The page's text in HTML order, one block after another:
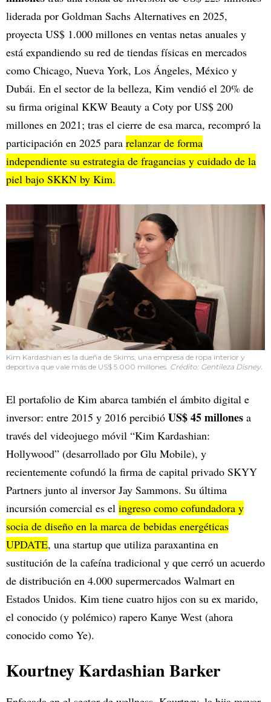
liderada por Goldman Sachs Alternatives en 2025,
proyecta US$ 1.000 millones en ventas netas anuales y
está expandiendo su red de tiendas físicas en mercados
como Chicago, Nueva York, Los Ángeles, México y
Dubái. En el sector de la belleza, Kim vendió el 20% de
su firma original KKW Beauty a Coty por US$ 200
millones en 2021; tras el cierre de esa marca, recompró la
participación en 2025 para relanzar de forma
independiente su estrategia de fragancias y cuidado de la
piel bajo SKKN by Kim.
Kim Kardashian es la dueña de Skims, una empresa de ropa interior y
deportiva que vale más de US$ 5.000 millones. Crédito: Gentileza Disney.
El portafolio de Kim abarca también el ámbito digital e
inversor: entre 2015 y 2016 percibió US$ 45 millones a
través del videojuego móvil “Kim Kardashian:
Hollywood” (desarrollado por Glu Mobile), y
recientemente cofundó la firma de capital privado SKYY
Partners junto al inversor Jay Sammons. Su última
incursión comercial es el ingreso como cofundadora y
socia de diseño en la marca de bebidas energéticas
UPDATE, una startup que utiliza paraxantina en
sustitución de la cafeína tradicional y que cerró un acuerdo
de distribución en 4.000 supermercados Walmart en
Estados Unidos. Kim tiene cuatro hijos con su ex marido,
el conocido (y polémico) rapero Kanye West (ahora
conocido como Ye).
Kourtney Kardashian Barker